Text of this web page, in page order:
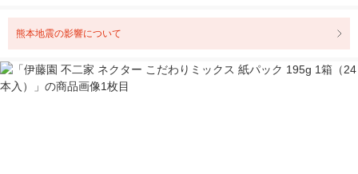
熊本地震の影響について